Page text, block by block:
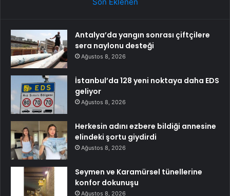
Antalya’da yangın sonrası çiftçilere
sera naylonu desteği
Ağustos 8, 2026
İstanbul’da 128 yeni noktaya daha EDS
geliyor
Ağustos 8, 2026
Herkesin adını ezbere bildiği annesine
elindeki şortu giydirdi
Ağustos 8, 2026
Seymen ve Karamürsel tünellerine
konfor dokunuşu
Ağustos 8, 2026